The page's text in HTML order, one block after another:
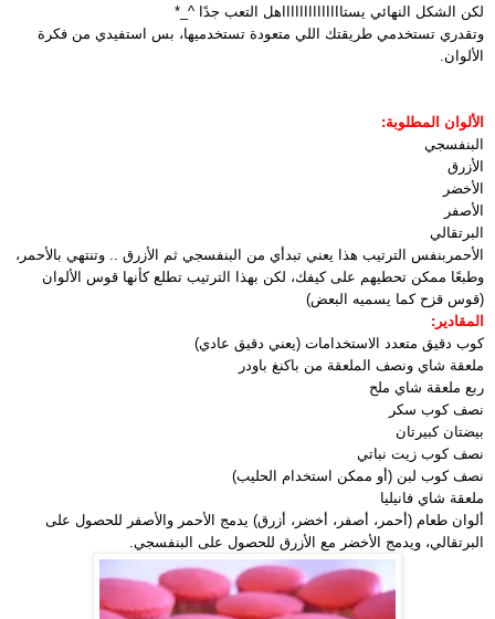
لكن الشكل النهائي يستااااااااااااااهل التعب جدًا ^_*
وتقدري تستخدمي طريقتك اللي متعودة تستخدميها، بس استفيدي من فكرة
الألوان.
الألوان المطلوبة:
البنفسجي
الأزرق
الأخضر
الأصفر
البرتقالي
الأحمر بنفس الترتيب هذا يعني تبدأي من البنفسجي ثم الأزرق .. وتنتهي بالأحمر،
وطبعًا ممكن تحطيهم على كيفك، لكن بهذا الترتيب تطلع كأنها قوس الألوان
(قوس قزح كما يسميه البعض)
المقادير:
كوب دقيق متعدد الاستخدامات (يعني دقيق عادي)
ملعقة شاي ونصف الملعقة من باكنغ باودر
ربع ملعقة شاي ملح
نصف كوب سكر
بيضتان كبيرتان
نصف كوب زيت نباتي
نصف كوب لبن (أو ممكن استخدام الحليب)
ملعقة شاي فانيليا
ألوان طعام (أحمر، أصفر، أخضر، أزرق) يدمج الأحمر والأصفر للحصول على
البرتقالي، ويدمج الأخضر مع الأزرق للحصول على البنفسجي.